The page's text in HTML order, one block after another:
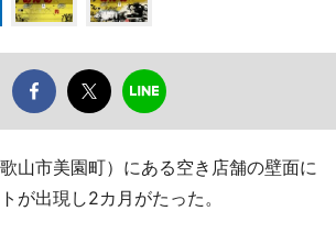
山市美園町）にある空き店舗の壁面に
が出現し2カ月がたった。